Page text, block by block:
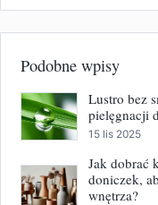
Podobne wpisy
Lustro bez
pielęgnacji
15 lis 2025
Jak dobrać
doniczek,
wnętrza?